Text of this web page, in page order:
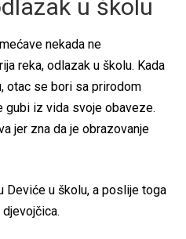
u školu
nekada ne
reka, odlazak u školu. Kada
otac se bori sa prirodom
gubi iz vida svoje obaveze.
jer zna da je obrazovanje
Deviće u školu, a poslije toga